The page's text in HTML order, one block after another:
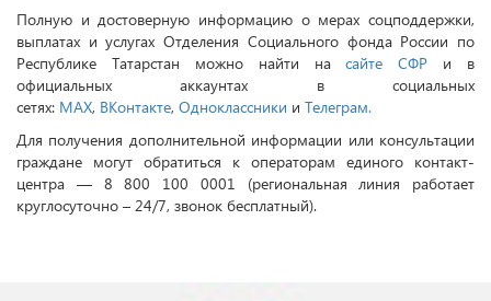
Полную и достоверную информацию о мерах соцподдержки,
выплатах и услугах Отделения Социального фонда России по
Республике Татарстан можно найти насайте СФР и в
официальных аккаунтах в социальных
сетях: MAX, ВКонтакте, Одноклассники и Телеграм.
Для получения дополнительной информации или консультации
граждане могут обратиться к операторам единого контакт-
центра — 8 800 100 0001 (региональная линия работает
круглосуточно – 24/7, звонок бесплатный).